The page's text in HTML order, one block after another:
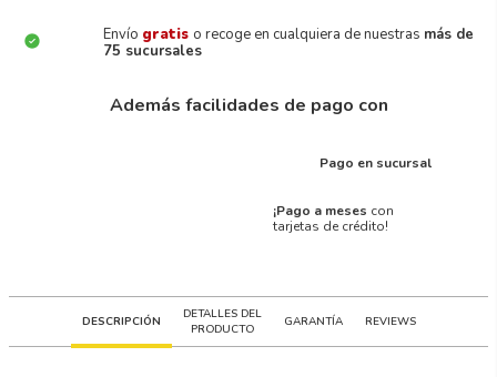
Envío gratis o recoge en cualquiera de nuestras más de
75 sucursales
Además facilidades de pago con
Pago en sucursal
¡Pago a meses con
tarjetas de crédito!
DESCRIPCIÓN
DETALLES DEL
PRODUCTO
GARANTÍA REVIEWS